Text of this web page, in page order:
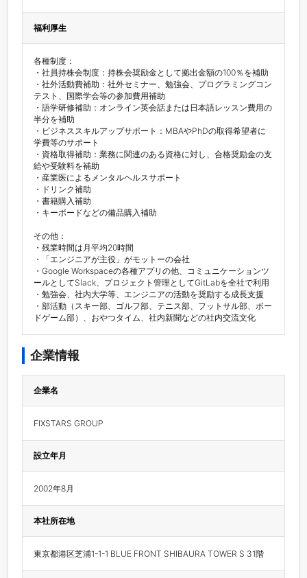
福利厚生
各種制度：
・社員持株会制度：持株会奨励金として拠出金額の100％を補助
・社外活動費補助：社外セミナー、勉強会、プログラミングコン
テスト、国際学会等の参加費用補助
・語学研修補助：オンライン英会話または日本語レッスン費用の
半分を補助
・ビジネススキルアップサポート：MBAやPhDの取得希望者に
学費等のサポート
・資格取得補助：業務に関連のある資格に対し、合格奨励金の支
給や受験料を補助
・産業医によるメンタルヘルスサポート
・ドリンク補助
・書籍購入補助
・キーボードなどの備品購入補助
その他：
・残業時間は月平均20時間
・「エンジニアが主役」がモットーの会社
・Google Workspaceの各種アプリの他、コミュニケーションツ
ールとしてSlack、プロジェクト管理としてGitLabを全社で利用
・勉強会、社内大学等、エンジニアの活動を奨励する成長支援
・部活動（スキー部、ゴルフ部、テニス部、フットサル部、ボー
ドゲーム部）、おやつタイム、社内新聞などの社内交流文化
企業情報
企業名
FIXSTARS GROUP
設立年月
2002年8月
本社所在地
東京都港区芝浦1-1-1 BLUE FRONT SHIBAURA TOWER S 31階